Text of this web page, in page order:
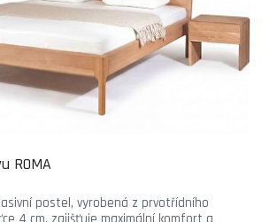
ROMA
postel, vyrobená z prvotřídního